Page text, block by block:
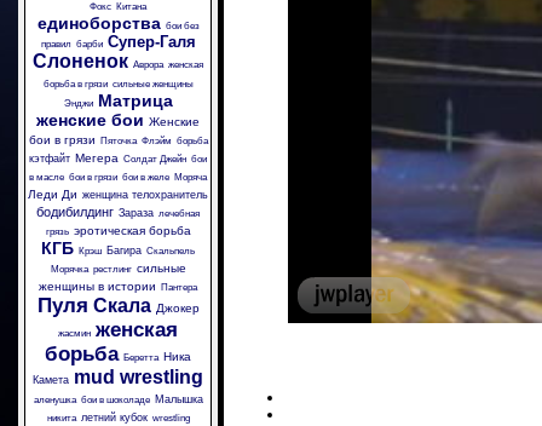
Фокс Китана
единоборства бои без
правил барби Супер-Галя
Слоненок Аврора женская
борьба в грязи сильные женщины
Энджи
Матрица
женские бои Женские
бои в грязи
Пяточка Флэйм борьба
кэтфайт Мегера Солдат Джейн бои
в масле бои в грязи бои в желе Моряча
Леди Ди женщина телохранитель
бодибилдинг Зараза лечебная
грязь эротическая борьба
КГБ Крэш Багира Скальпель
Морячка рестлинг сильные
женщины в истории
Пантера
Пуля Скала Джокер
жасмин женская
борьба Беретта Ника
Камета mud wrestling
аленушка бои в шоколаде Малышка
никита летний кубок wrestling